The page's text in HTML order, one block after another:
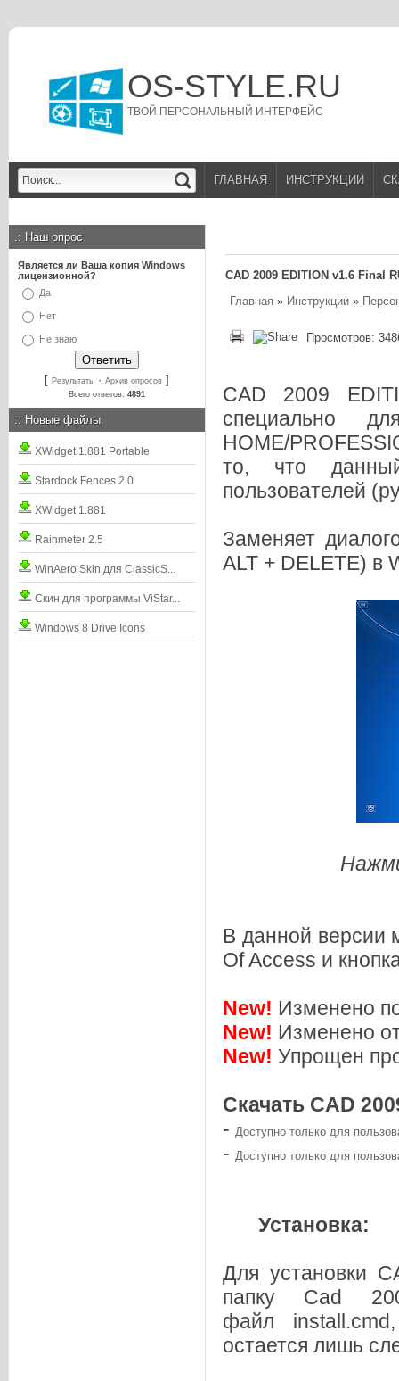
OS-STYLE.RU
ТВОЙ ПЕРСОНАЛЬНЫЙ ИНТЕРФЕЙС
ГЛАВНАЯ ИНСТРУКЦИИ
.: Наш опрос
Является ли Ваша копия Windows
лицензионной?
Да
Нет
Не знаю
[ Результаты · Архив опросов ]
Всего ответов: 4891
.: Новые файлы
XWidget 1.881 Portable
Stardock Fences 2.0
XWidget 1.881
Rainmeter 2.5
WinAero Skin для ClassicS...
Скин для программы ViStar...
Windows 8 Drive Icons
CAD 2009 EDITION v1.6 Final
Главная » Инструкции »
Просмотров:
CAD 2009
специально
HOME/
то, что
пользователей
Заменяет
ALT + DELETE) в
В данной версии
Of Access и
New! Изменено
New! Изменено
New! Упрощен
Скачать CAD
- Доступно только для
- Доступно только для
Установка:
Для установки
папку Cad
файл
остается лишь